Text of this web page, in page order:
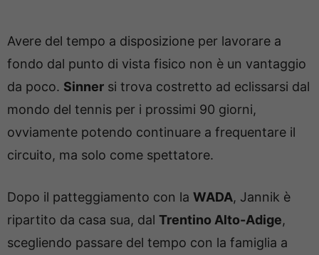
Avere del tempo a disposizione per lavorare a
fondo dal punto di vista fisico non è un vantaggio
da poco. Sinner si trova costretto ad eclissarsi dal
mondo del tennis per i prossimi 90 giorni,
ovviamente potendo continuare a frequentare il
circuito, ma solo come spettatore.
Dopo il patteggiamento con la WADA, Jannik è
ripartito da casa sua, dal Trentino Alto-Adige,
scegliendo passare del tempo con la famiglia a